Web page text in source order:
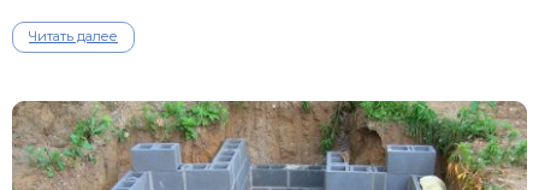
Читать далее